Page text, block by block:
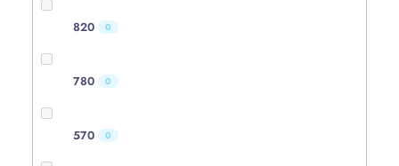
820 0
780 0
570 0